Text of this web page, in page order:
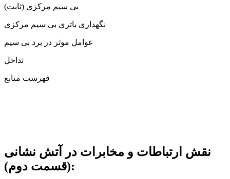
بی سیم مرکزی (ثابت)
نگهداری باتری بی سیم مرکزی
عوامل موثر در برد بی سیم
تداخل
فهرست منابع
نقش ارتباطات و مخابرات در آتش نشانی
(قسمت دوم):